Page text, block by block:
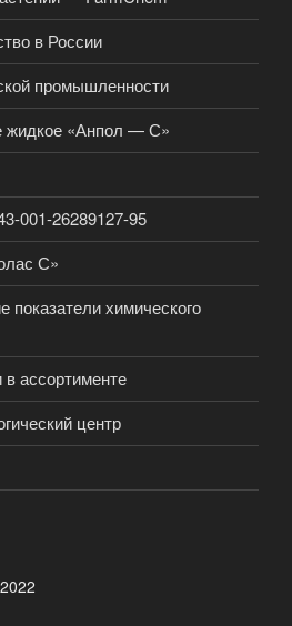
в России
промышленности
жидкое «Анпол — С»
001-26289127-95
С»
показатели химического
ассортименте
центр